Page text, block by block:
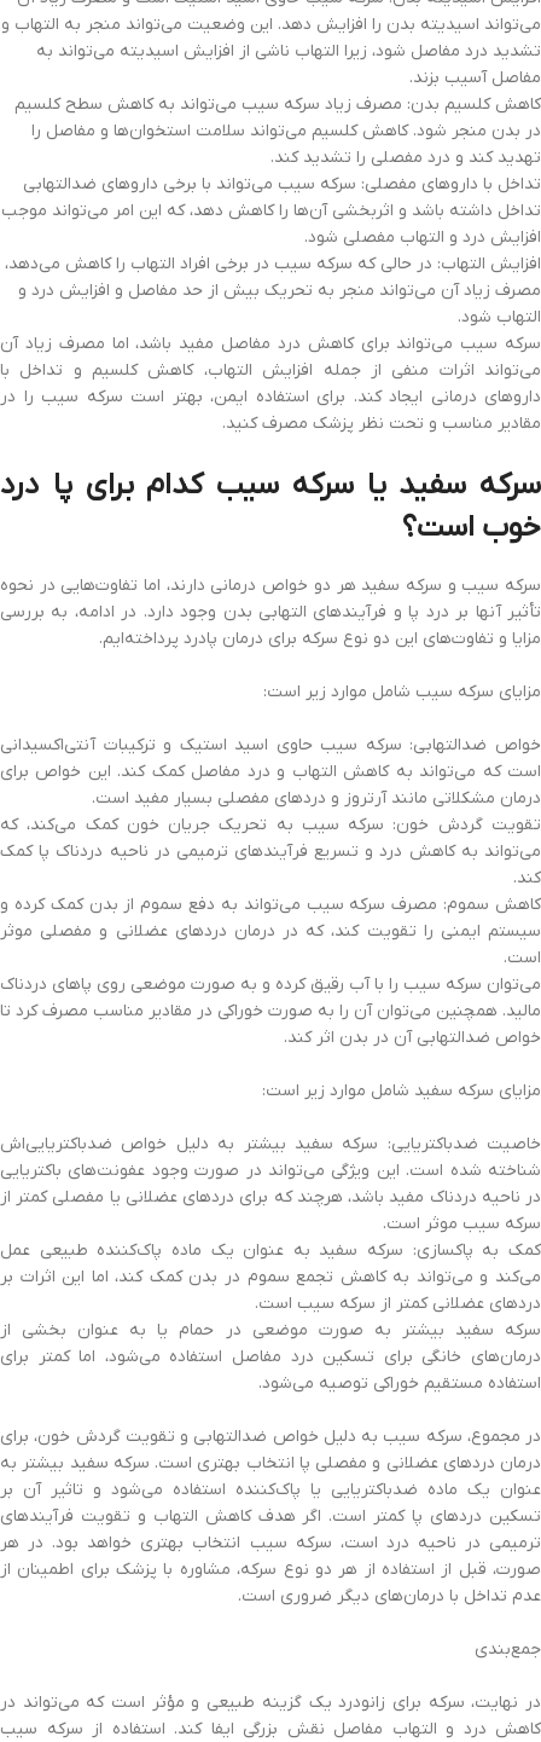
می‌تواند اسیدیته بدن را افزایش دهد. این وضعیت می‌تواند منجر به التهاب و
تشدید درد مفاصل شود، زیرا التهاب ناشی از افزایش اسیدیته می‌تواند به
مفاصل آسیب بزند.
کاهش کلسیم بدن: مصرف زیاد سرکه سیب می‌تواند به کاهش سطح کلسیم
در بدن منجر شود. کاهش کلسیم می‌تواند سلامت استخوان‌ها و مفاصل را
تهدید کند و درد مفصلی را تشدید کند.
تداخل با داروهای مفصلی: سرکه سیب می‌تواند با برخی داروهای ضدالتهابی
تداخل داشته باشد و اثربخشی آن‌ها را کاهش دهد، که این امر می‌تواند موجب
افزایش درد و التهاب مفصلی شود.
افزایش التهاب: در حالی که سرکه سیب در برخی افراد التهاب را کاهش می‌دهد،
مصرف زیاد آن می‌تواند منجر به تحریک بیش از حد مفاصل و افزایش درد و
التهاب شود.
سرکه سیب می‌تواند برای کاهش درد مفاصل مفید باشد، اما مصرف زیاد آن
می‌تواند اثرات منفی از جمله افزایش التهاب، کاهش کلسیم و تداخل با
داروهای درمانی ایجاد کند. برای استفاده ایمن، بهتر است سرکه سیب را در
مقادیر مناسب و تحت نظر پزشک مصرف کنید.
سرکه سفید یا سرکه سیب کدام برای پا درد
خوب است؟
سرکه سیب و سرکه سفید هر دو خواص درمانی دارند، اما تفاوت‌هایی در نحوه
تأثیر آنها بر درد پا و فرآیندهای التهابی بدن وجود دارد. در ادامه، به بررسی
مزایا و تفاوت‌های این دو نوع سرکه برای درمان پادرد پرداخته‌ایم.
مزایای سرکه سیب شامل موارد زیر است:
خواص ضدالتهابی: سرکه سیب حاوی اسید استیک و ترکیبات آنتی‌اکسیدانی
است که می‌تواند به کاهش التهاب و درد مفاصل کمک کند. این خواص برای
درمان مشکلاتی مانند آرتروز و دردهای مفصلی بسیار مفید است.
تقویت گردش خون: سرکه سیب به تحریک جریان خون کمک می‌کند، که
می‌تواند به کاهش درد و تسریع فرآیندهای ترمیمی در ناحیه دردناک پا کمک
کند.
کاهش سموم: مصرف سرکه سیب می‌تواند به دفع سموم از بدن کمک کرده و
سیستم ایمنی را تقویت کند، که در درمان دردهای عضلانی و مفصلی موثر
است.
می‌توان سرکه سیب را با آب رقیق کرده و به صورت موضعی روی پاهای دردناک
مالید. همچنین می‌توان آن را به صورت خوراکی در مقادیر مناسب مصرف کرد تا
خواص ضدالتهابی آن در بدن اثر کند.
مزایای سرکه سفید شامل موارد زیر است:
خاصیت ضدباکتریایی: سرکه سفید بیشتر به دلیل خواص ضدباکتریایی‌اش
شناخته شده است. این ویژگی می‌تواند در صورت وجود عفونت‌های باکتریایی
در ناحیه دردناک مفید باشد، هرچند که برای دردهای عضلانی یا مفصلی کمتر از
سرکه سیب موثر است.
کمک به پاکسازی: سرکه سفید به عنوان یک ماده پاک‌کننده طبیعی عمل
می‌کند و می‌تواند به کاهش تجمع سموم در بدن کمک کند، اما این اثرات بر
دردهای عضلانی کمتر از سرکه سیب است.
سرکه سفید بیشتر به صورت موضعی در حمام یا به عنوان بخشی از
درمان‌های خانگی برای تسکین درد مفاصل استفاده می‌شود، اما کمتر برای
استفاده مستقیم خوراکی توصیه می‌شود.
در مجموع، سرکه سیب به دلیل خواص ضدالتهابی و تقویت گردش خون، برای
درمان دردهای عضلانی و مفصلی پا انتخاب بهتری است. سرکه سفید بیشتر به
عنوان یک ماده ضدباکتریایی یا پاک‌کننده استفاده می‌شود و تاثیر آن بر
تسکین دردهای پا کمتر است. اگر هدف کاهش التهاب و تقویت فرآیندهای
ترمیمی در ناحیه درد است، سرکه سیب انتخاب بهتری خواهد بود. در هر
صورت، قبل از استفاده از هر دو نوع سرکه، مشاوره با پزشک برای اطمینان از
عدم تداخل با درمان‌های دیگر ضروری است.
جمع‌بندی
در نهایت، سرکه برای زانودرد یک گزینه طبیعی و مؤثر است که می‌تواند در
کاهش درد و التهاب مفاصل نقش بزرگی ایفا کند. استفاده از سرکه سیب